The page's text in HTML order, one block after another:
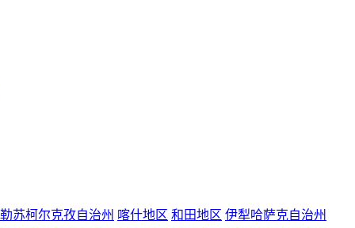
苏柯尔克孜自治州 喀什地区 和田地区 伊犁哈萨克自治州